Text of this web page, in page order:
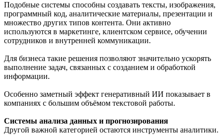
Подобные системы способны создавать тексты, изображения,
программный код, аналитические материалы, презентации и
множество других типов контента. Они активно
используются в маркетинге, клиентском сервисе, обучении
сотрудников и внутренней коммуникации.
Для бизнеса такие решения позволяют значительно ускорять
выполнение задач, связанных с созданием и обработкой
информации.
Особенно заметный эффект генеративный ИИ показывает в
компаниях с большим объёмом текстовой работы.
Системы анализа данных и прогнозирования
Другой важной категорией остаются инструменты аналитики.